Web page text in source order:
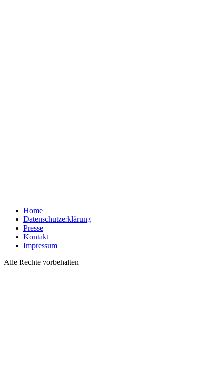
Home
Datenschutzerklärung
Presse
Kontakt
Impressum
Alle Rechte vorbehalten